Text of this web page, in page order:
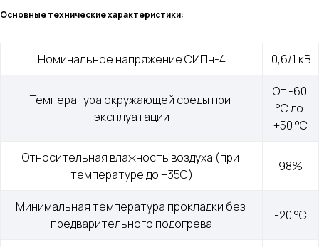
Основные технические характеристики:
Номинальное напряжение СИПн-4 0,6/1 кВ
Температура окружающей среды при
эксплуатации
От -60
°С до
+50 °С
Относительная влажность воздуха (при
температуре до +35С)
98%
Минимальная температура прокладки без
предварительного подогрева
-20 °С